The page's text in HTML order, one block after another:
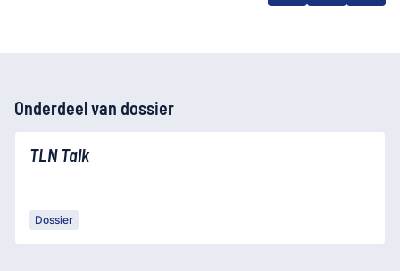
Onderdeel van dossier
TLN Talk
Dossier